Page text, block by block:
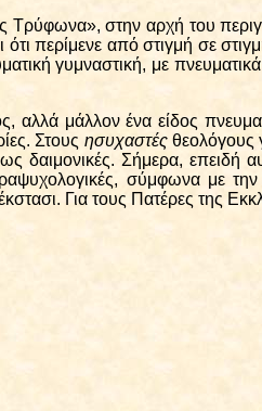
στην αρχή του
περίμενε από στιγμή σε
γυμναστική, με
αλλά μάλλον ένα είδος
Στους ησυχαστές θεολόγους
δαιμονικές. Σήμερα, επειδή
σύμφωνα με
Για τους Πατέρες της